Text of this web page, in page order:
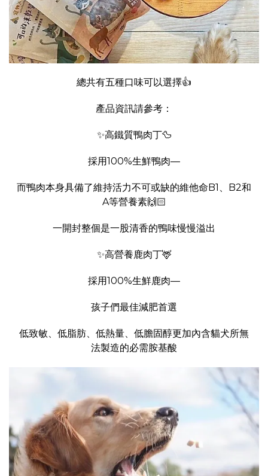
總共有五種口味可以選擇👍
產品資訊請參考：
✨高鐵質鴨肉丁🦆
採用100%生鮮鴨肉—
而鴨肉本身具備了維持活力不可或缺的維他命B1、B2和
A等營養素🙌🏻
一開封整個是一股清香的鴨味慢慢溢出
✨高營養鹿肉丁🦌
採用100%生鮮鹿肉—
孩子們最佳減肥首選
低致敏、低脂肪、低熱量、低膽固醇更加內含貓犬所無
法製造的必需胺基酸